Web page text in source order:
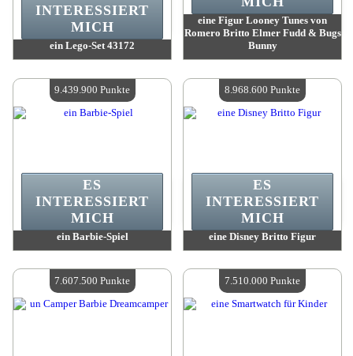
ein Lego-Set 43172
Verfügbare Menge:4
INTERESSIERT
MICH
eine Figur Looney Tunes von
Romero Britto Elmer Fudd & Bugs
Bunny
Verfügbare Menge:4
ein Barbie-Spiel
Verfügbare Menge:4
ES
INTERESSIERT
MICH
9.439.900 Punkte
eine Disney Britto Figur
Verfügbare Menge:4
ES
INTERESSIERT
MICH
8.968.600 Punkte
7.607.500 Punkte 7.510.000 Punkte